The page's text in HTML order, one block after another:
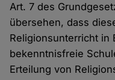
Art. 7 des
übersehen, dass
Religionsunterricht in
bekenntnisfreie
Erteilung von